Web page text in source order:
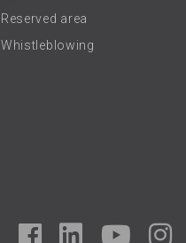
Reserved area
Whistleblowing